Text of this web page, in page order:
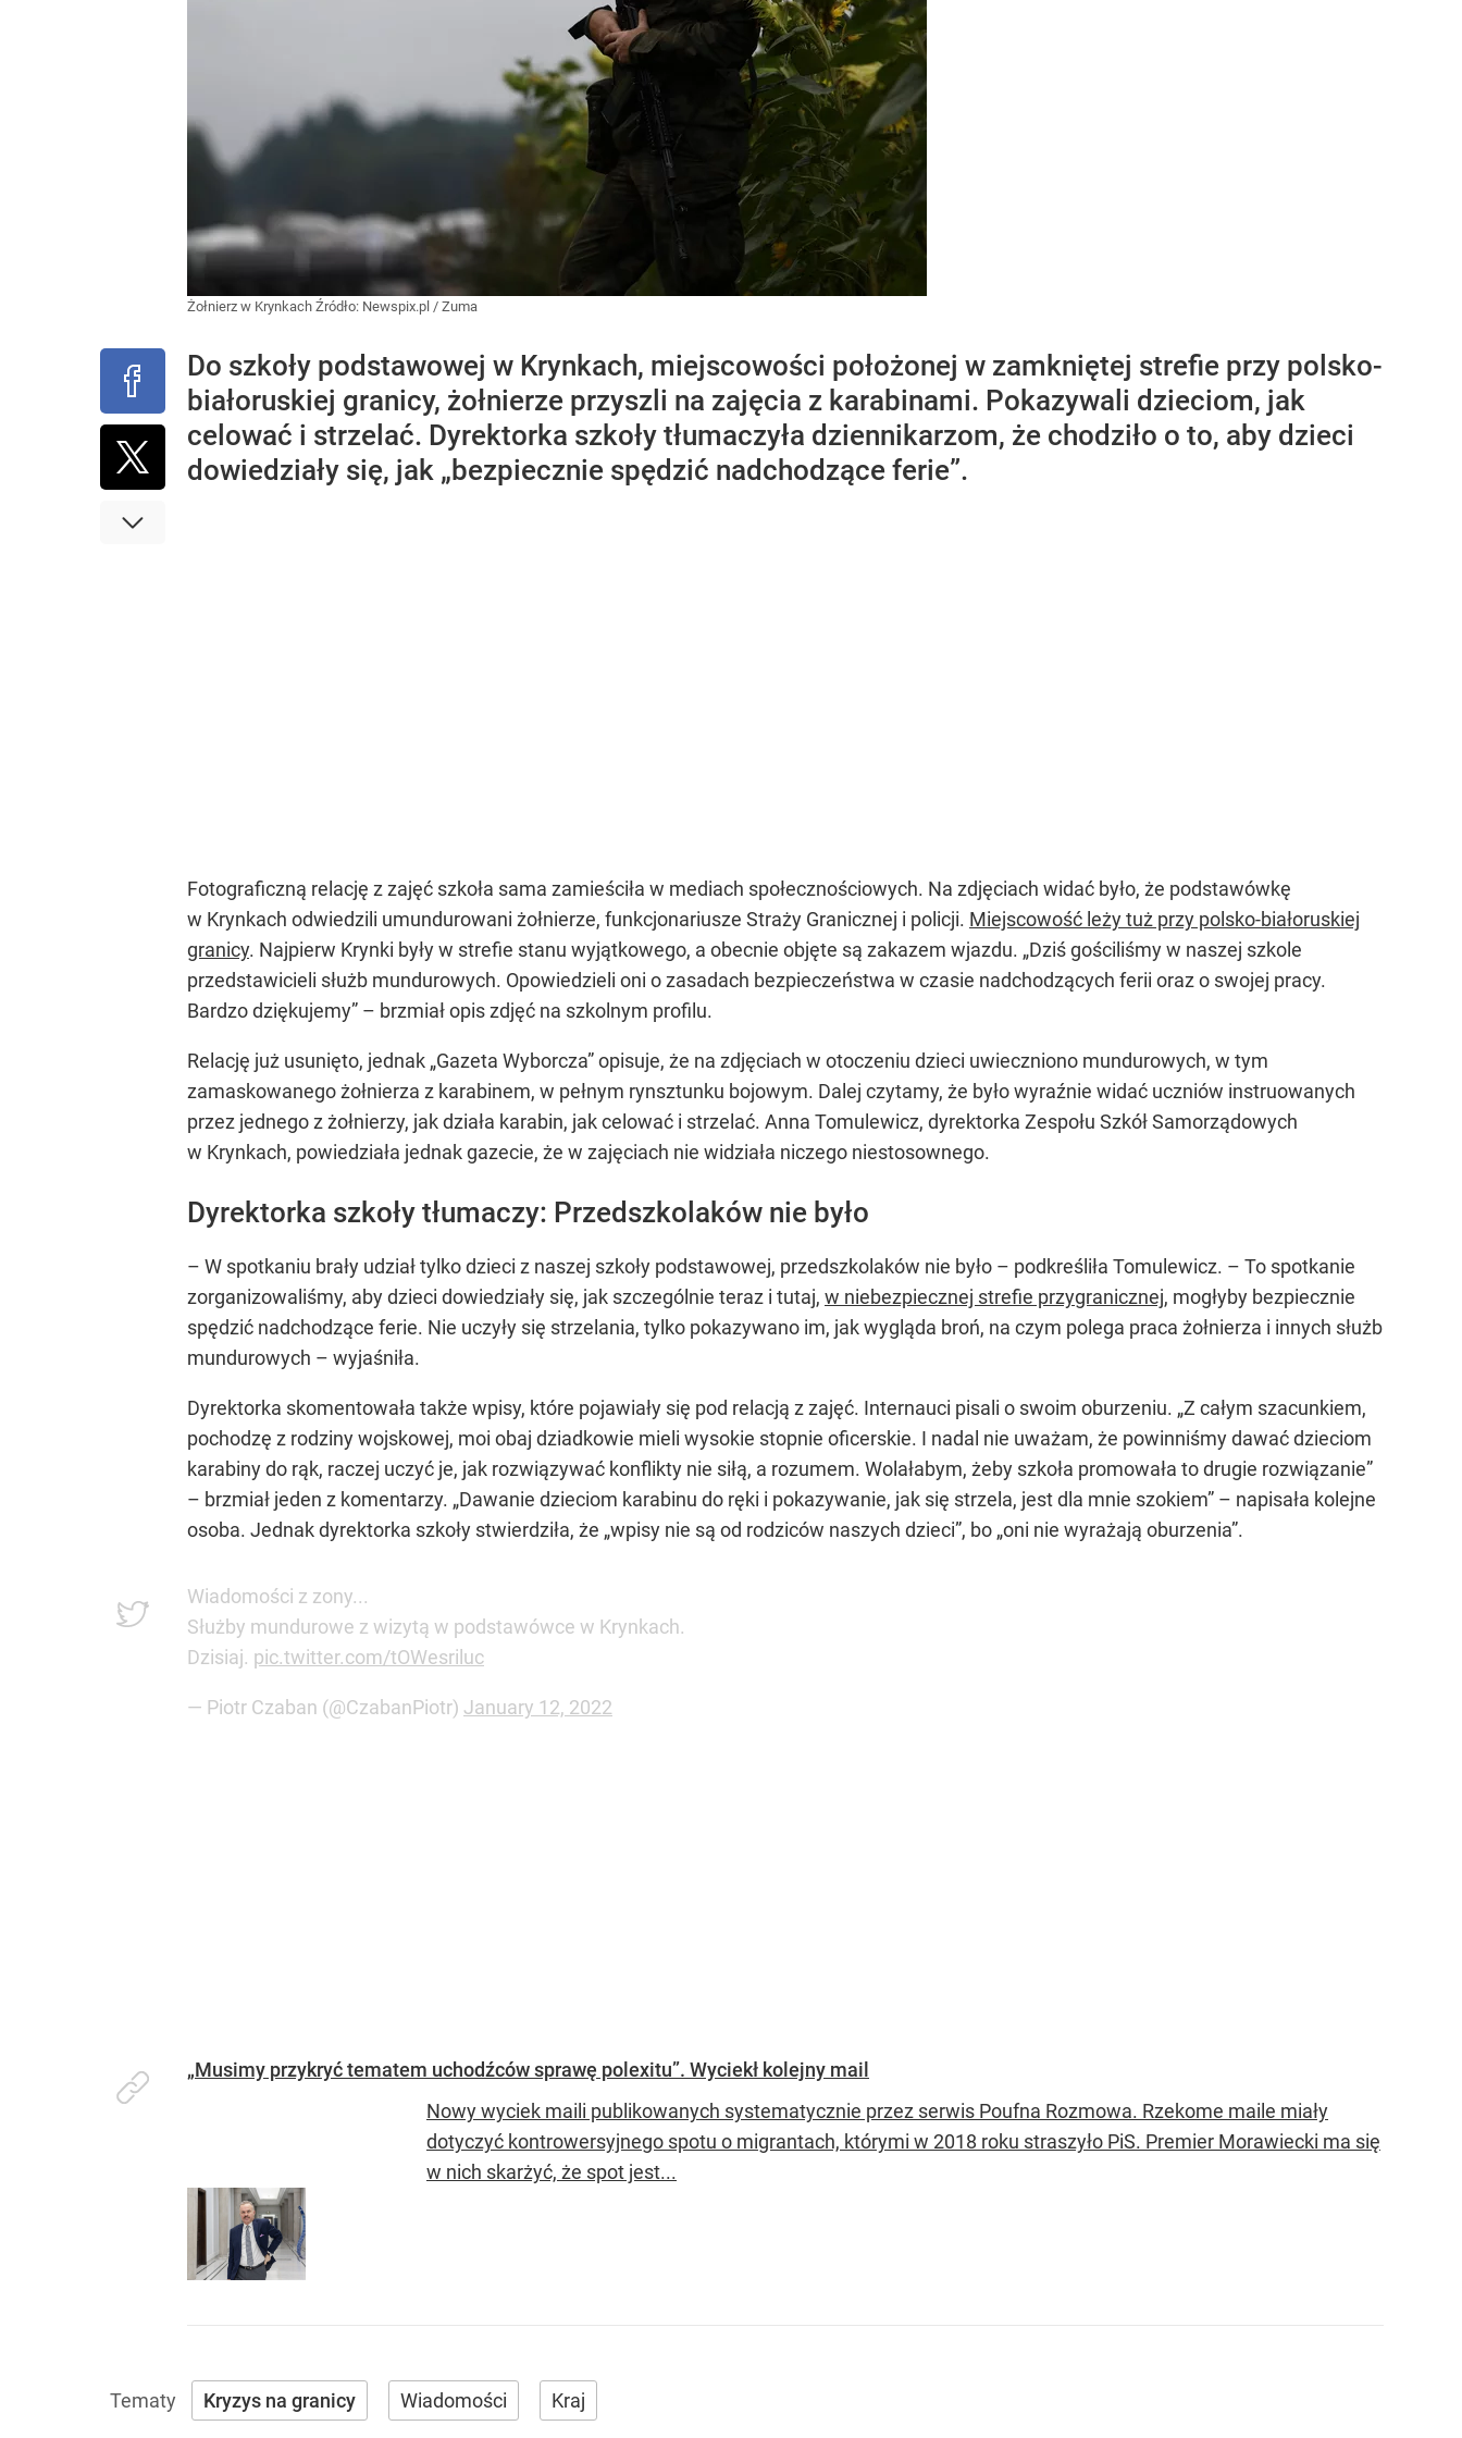
Żołnierz w Krynkach Źródło: Newspix.pl / Zuma
Do szkoły podstawowej w Krynkach, miejscowości położonej w zamkniętej strefie przy polsko-
białoruskiej granicy, żołnierze przyszli na zajęcia z karabinami. Pokazywali dzieciom, jak
celować i strzelać. Dyrektorka szkoły tłumaczyła dziennikarzom, że chodziło o to, aby dzieci
dowiedziały się, jak „bezpiecznie spędzić nadchodzące ferie”.
Fotograficzną relację z zajęć szkoła sama zamieściła w mediach społecznościowych. Na zdjęciach widać było, że podstawówkę
w Krynkach odwiedzili umundurowani żołnierze, funkcjonariusze Straży Granicznej i policji. Miejscowość leży tuż przy polsko-białoruskiej
granicy. Najpierw Krynki były w strefie stanu wyjątkowego, a obecnie objęte są zakazem wjazdu. „Dziś gościliśmy w naszej szkole
przedstawicieli służb mundurowych. Opowiedzieli oni o zasadach bezpieczeństwa w czasie nadchodzących ferii oraz o swojej pracy.
Bardzo dziękujemy” – brzmiał opis zdjęć na szkolnym profilu.
Relację już usunięto, jednak „Gazeta Wyborcza” opisuje, że na zdjęciach w otoczeniu dzieci uwieczniono mundurowych, w tym
zamaskowanego żołnierza z karabinem, w pełnym rynsztunku bojowym. Dalej czytamy, że było wyraźnie widać uczniów instruowanych
przez jednego z żołnierzy, jak działa karabin, jak celować i strzelać. Anna Tomulewicz, dyrektorka Zespołu Szkół Samorządowych
w Krynkach, powiedziała jednak gazecie, że w zajęciach nie widziała niczego niestosownego.
Dyrektorka szkoły tłumaczy: Przedszkolaków nie było
– W spotkaniu brały udział tylko dzieci z naszej szkoły podstawowej, przedszkolaków nie było – podkreśliła Tomulewicz. – To spotkanie
zorganizowaliśmy, aby dzieci dowiedziały się, jak szczególnie teraz i tutaj, w niebezpiecznej strefie przygranicznej, mogłyby bezpiecznie
spędzić nadchodzące ferie. Nie uczyły się strzelania, tylko pokazywano im, jak wygląda broń, na czym polega praca żołnierza i innych służb
mundurowych – wyjaśniła.
Dyrektorka skomentowała także wpisy, które pojawiały się pod relacją z zajęć. Internauci pisali o swoim oburzeniu. „Z całym szacunkiem,
pochodzę z rodziny wojskowej, moi obaj dziadkowie mieli wysokie stopnie oficerskie. I nadal nie uważam, że powinniśmy dawać dzieciom
karabiny do rąk, raczej uczyć je, jak rozwiązywać konflikty nie siłą, a rozumem. Wolałabym, żeby szkoła promowała to drugie rozwiązanie”
– brzmiał jeden z komentarzy. „Dawanie dzieciom karabinu do ręki i pokazywanie, jak się strzela, jest dla mnie szokiem” – napisała kolejne
osoba. Jednak dyrektorka szkoły stwierdziła, że „wpisy nie są od rodziców naszych dzieci”, bo „oni nie wyrażają oburzenia”.
Wiadomości z zony...
Służby mundurowe z wizytą w podstawówce w Krynkach.
Dzisiaj. pic.twitter.com/tOWesriluc
— Piotr Czaban (@CzabanPiotr) January 12, 2022
„Musimy przykryć tematem uchodźców sprawę polexitu”. Wyciekł kolejny mail
Nowy wyciek maili publikowanych systematycznie przez serwis Poufna Rozmowa. Rzekome maile miały
dotyczyć kontrowersyjnego spotu o migrantach, którymi w 2018 roku straszyło PiS. Premier Morawiecki ma się
w nich skarżyć, że spot jest...
Kryzys na granicy Wiadomości Kraj